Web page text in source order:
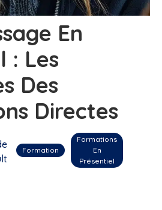
En
: Les
Des
Directes
Formation
Formations
En
Présentiel